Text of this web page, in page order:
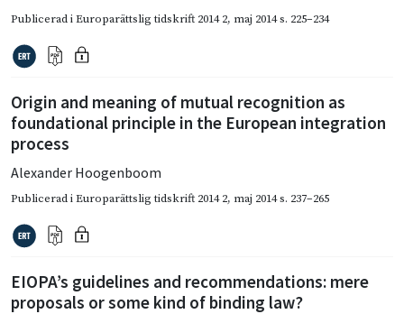
Publicerad iEuroparättslig tidskrift 2014 2, maj 2014s. 225–234
Origin and meaning of mutual recognition as
foundational principle in the European integration
process
Alexander Hoogenboom
Publicerad iEuroparättslig tidskrift 2014 2, maj 2014s. 237–265
EIOPA’s guidelines and recommendations: mere
proposals or some kind of binding law?